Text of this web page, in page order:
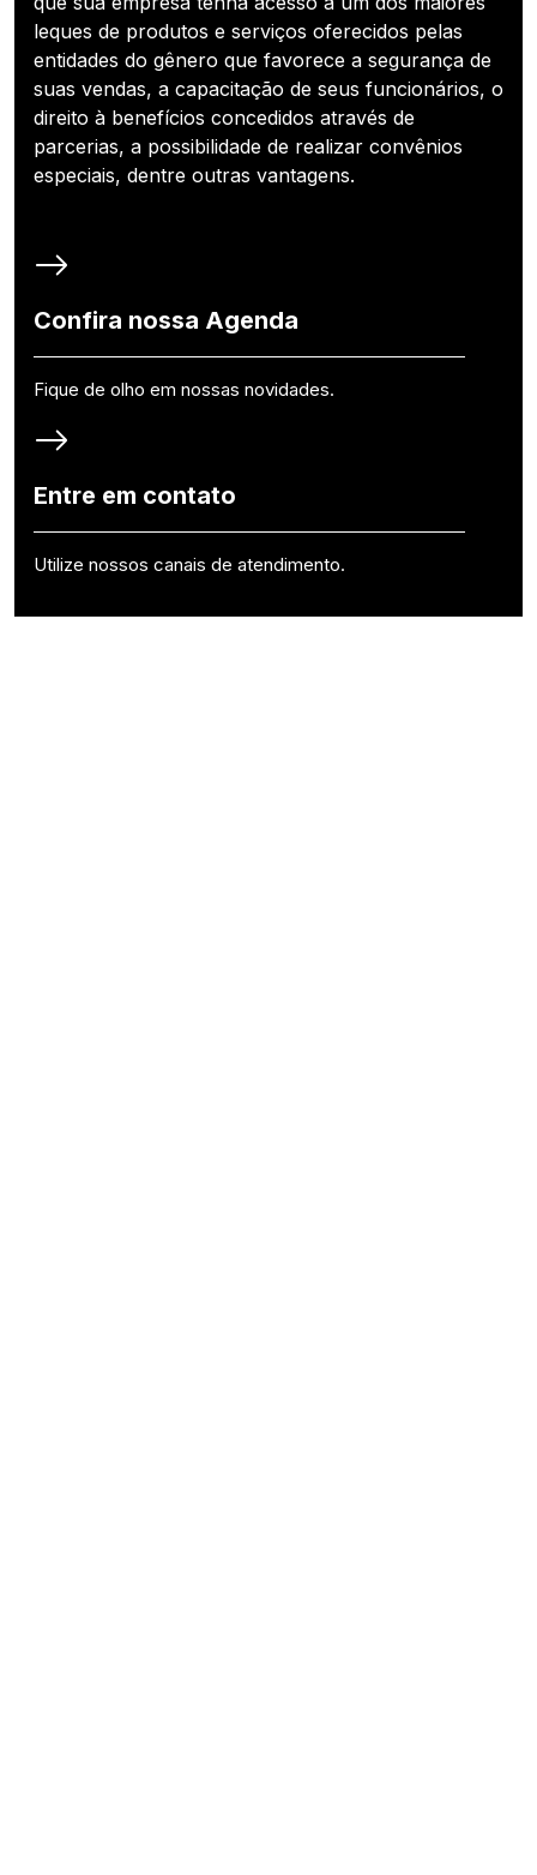
leques de produtos e serviços oferecidos pelas
entidades do gênero que favorece a segurança de
suas vendas, a capacitação de seus funcionários, o
direito à benefícios concedidos através de
parcerias, a possibilidade de realizar convênios
especiais, dentre outras vantagens.
Confira nossa Agenda
Fique de olho em nossas novidades.
Entre em contato
Utilize nossos canais de atendimento.